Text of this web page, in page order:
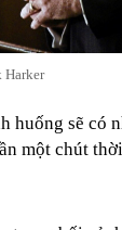
Harker
huống sẽ có
một chút